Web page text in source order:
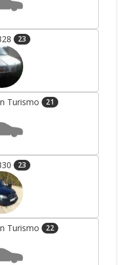
23
Turismo 21
23
Turismo 22